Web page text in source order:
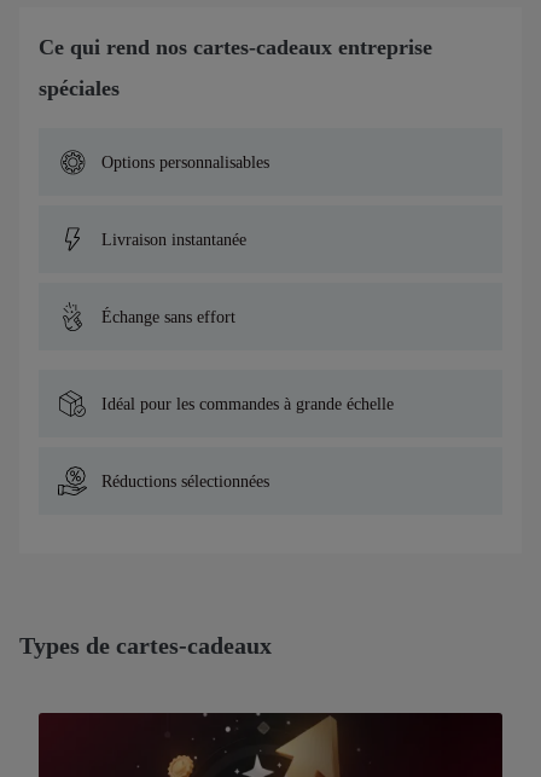
Ce qui rend nos cartes-cadeaux entreprise
spéciales
Options personnalisables
Livraison instantanée
Échange sans effort
Idéal pour les commandes à grande échelle
Réductions sélectionnées
Types de cartes-cadeaux